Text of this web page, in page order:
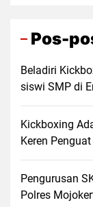
Pos-
Beladiri
siswi SMP di
Kickboxing
Keren
Pengurusan
Polres